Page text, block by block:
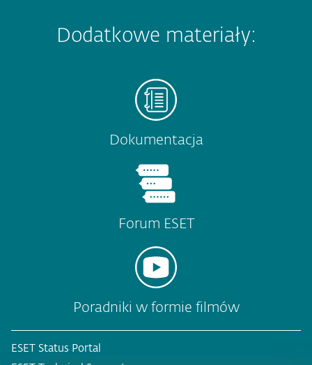
Dodatkowe materiały:
Dokumentacja
Forum ESET
Poradniki w formie filmów
ESET Status Portal